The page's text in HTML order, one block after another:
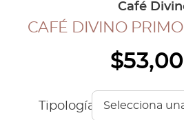
Inicia Sesión
Café
CAFÉ DIVINO
$
Tipología